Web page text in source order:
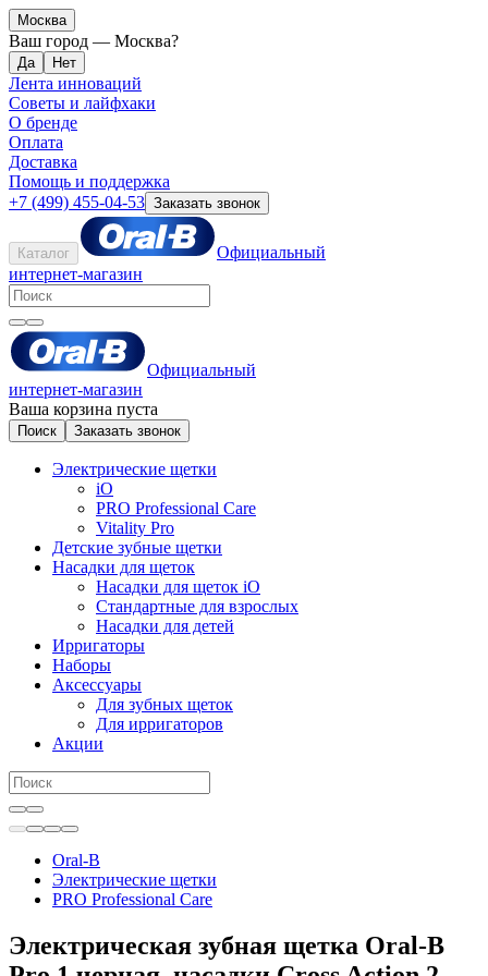
Москва
Ваш город — Москва?
Лента инноваций
Советы и лайфхаки
О бренде
Оплата
Доставка
Помощь и поддержка
+7 (499) 455-04-53 Заказать звонок
Каталог
Официальный
интернет-магазин
Официальный
интернет-магазин
Ваша корзина пуста
Поиск Заказать звонок
Электрические щетки
iO
PRO Professional Care
Vitality Pro
Детские зубные щетки
Насадки для щеток
Насадки для щеток iO
Стандартные для взрослых
Насадки для детей
Ирригаторы
Наборы
Аксессуары
Для зубных щеток
Для ирригаторов
Акции
Oral-B
Электрические щетки
PRO Professional Care
Электрическая зубная щетка Oral-B